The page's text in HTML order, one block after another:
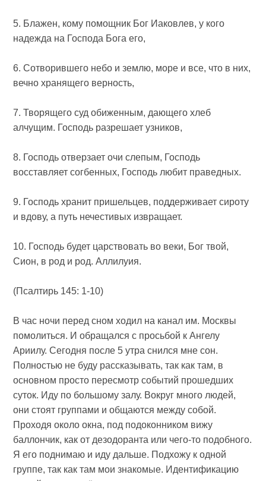
5. Блажен, кому помощник Бог Иаковлев, у кого
надежда на Господа Бога его,
6. Сотворившего небо и землю, море и все, что в них,
вечно хранящего верность,
7. Творящего суд обиженным, дающего хлеб
алчущим. Господь разрешает узников,
8. Господь отверзает очи слепым, Господь
восставляет согбенных, Господь любит праведных.
9. Господь хранит пришельцев, поддерживает сироту
и вдову, а путь нечестивых извращает.
10. Господь будет царствовать во веки, Бог твой,
Сион, в род и род. Аллилуия.
(Псалтирь 145: 1-10)
В час ночи перед сном ходил на канал им. Москвы
помолиться. И обращался с просьбой к Ангелу
Ариилу. Сегодня после 5 утра снился мне сон.
Полностью не буду рассказывать, так как там, в
основном просто пересмотр событий прошедших
суток. Иду по большому залу. Вокруг много людей,
они стоят группами и общаются между собой.
Проходя около окна, под подоконником вижу
баллончик, как от дезодоранта или чего-то подобного.
Я его поднимаю и иду дальше. Подхожу к одной
группе, так как там мои знакомые. Идентификацию